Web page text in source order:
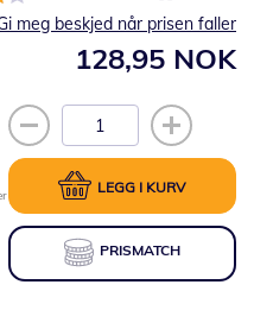
128,95 NOK
meg beskjed når prisen faller
LEGG I KURV
PRISMATCH